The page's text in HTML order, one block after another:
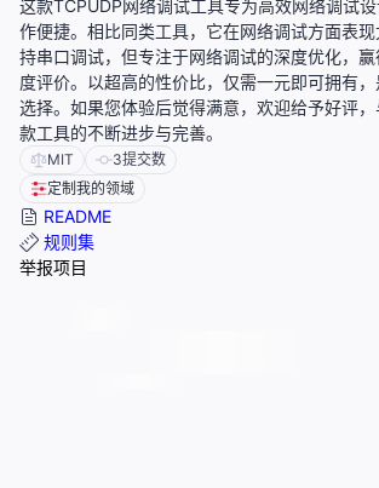
这款TCPUDP网络调试工具专为高效网络调试
作便捷。相比同类工具，它在网络调试方面表
持串口调试，但专注于网络调试的深度优化，
度评价。以超高的性价比，仅需一元即可拥有
选择。如果您体验后觉得满意，欢迎给予好评
款工具的不断进步与完善。
MIT 3提交数
定制我的领域
README
规则集
举报项目